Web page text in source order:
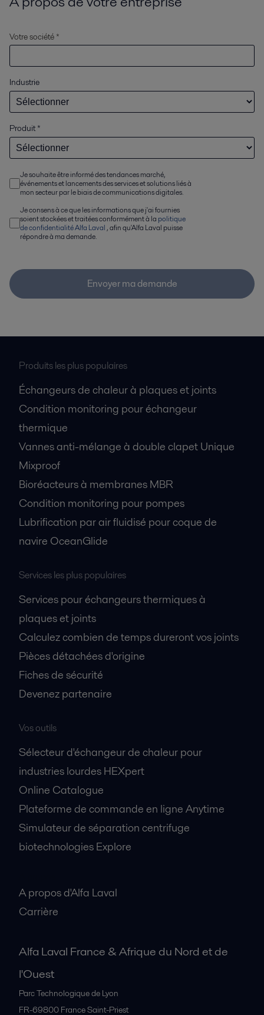
Votre société *
Industrie
Produit*
Je souhaite être informé des tendances marché,
événements et lancements des services et solutions liés à
mon secteur par le biais de communications digitales.
Je consens à ce que les informations que j'ai fournies
soient stockées et traitées conformément à la politique
de confidentialité Alfa Laval , afin qu'Alfa Laval puisse
répondre à ma demande.
Envoyer ma demande
Produits les plus populaires
Échangeurs de chaleur à plaques et joints
Condition monitoring pour échangeur
thermique
Vannes anti-mélange à double clapet Unique
Mixproof
Bioréacteurs à membranes MBR
Condition monitoring pour pompes
Lubrification par air fluidisé pour coque de
navire OceanGlide
Services les plus populaires
Services pour échangeurs thermiques à
plaques et joints
Calculez combien de temps dureront vos joints
Pièces détachées d'origine
Fiches de sécurité
Devenez partenaire
Vos outils
Sélecteur d'échangeur de chaleur pour
industries lourdes HEXpert
Online Catalogue
Plateforme de commande en ligne Anytime
Simulateur de séparation centrifuge
biotechnologies Explore
A propos d'Alfa Laval
Carrière
Alfa Laval France & Afrique du Nord et de
l'Ouest
Parc Technologique de Lyon
FR-69800 France Saint-Priest